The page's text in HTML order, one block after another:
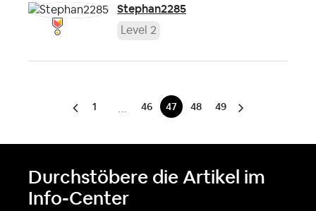
Stephan2285
Level 2
1 46 47 48 49
Durchstöbere die Artikel im
Info-Center